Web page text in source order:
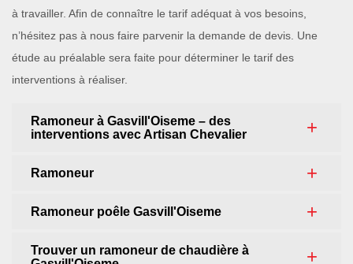
à travailler. Afin de connaître le tarif adéquat à vos besoins,
n’hésitez pas à nous faire parvenir la demande de devis. Une
étude au préalable sera faite pour déterminer le tarif des
interventions à réaliser.
Ramoneur à Gasvill'Oiseme – des
interventions avec Artisan Chevalier
Ramoneur
Ramoneur poêle Gasvill'Oiseme
Trouver un ramoneur de chaudière à